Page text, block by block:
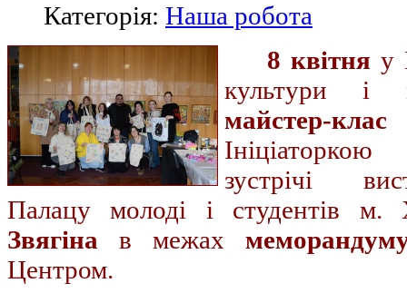
Категорія: Наша робота
8 квітня у
культури і
майстер-
зустрічі
Палацу молоді і студентів
Звягіна в межах
Центром.